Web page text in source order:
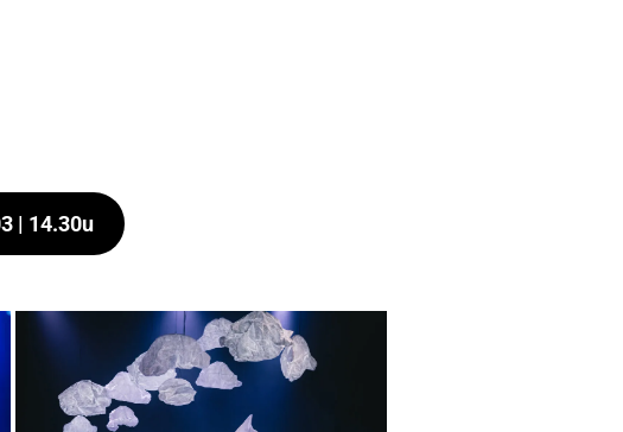
| 14.30u